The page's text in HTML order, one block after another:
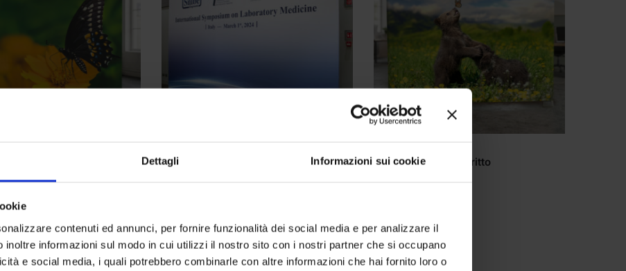
Dettagli Informazioni sui cookie
contenuti ed annunci, per fornire funzionalità dei social media e per analizzare il
inoltre informazioni sul modo in cui utilizzi il nostro sito con i nostri partner che si occupano
e social media, i quali potrebbero combinarle con altre informazioni che hai fornito loro o
EasyFrame Fondale a noleggio Zero Fondale Etendard dritto